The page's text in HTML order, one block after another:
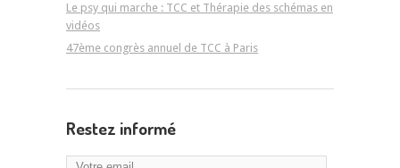
Le psy qui marche : TCC et Thérapie des schémas en
vidéos
47ème congrès annuel de TCC à Paris
Restez informé